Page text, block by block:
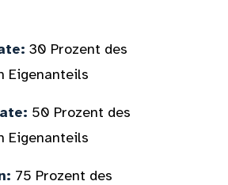
30 Prozent des
Eigenanteils
50 Prozent des
Eigenanteils
75 Prozent des